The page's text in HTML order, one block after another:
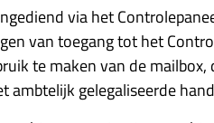
via het
van toegang tot het
te maken van de
ambtelijk gelegaliseerde